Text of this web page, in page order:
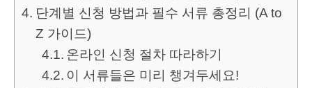
단계별 신청 방법과 필수 서류 총정리 (A to
Z 가이드)
온라인 신청 절차 따라하기
이 서류들은 미리 챙겨두세요!